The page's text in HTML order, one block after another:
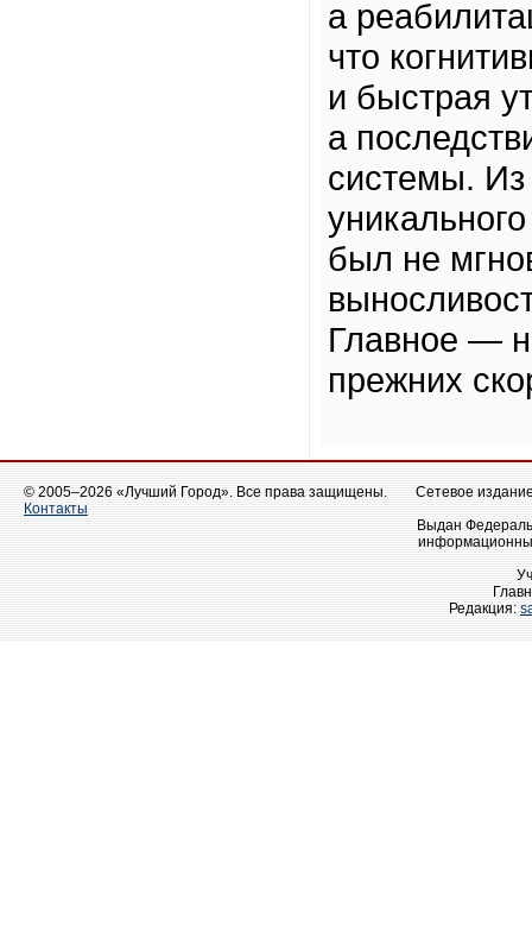
а
что
и быстрая
а
системы. Из
был не
Главное —
прежних
© 2005–2026 «Лучший Город». Все права защищены.
Контакты
Сетевое
Выдан
Редакция: